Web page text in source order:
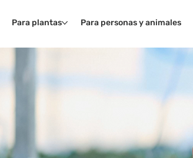
Para plantas Para personas y animales